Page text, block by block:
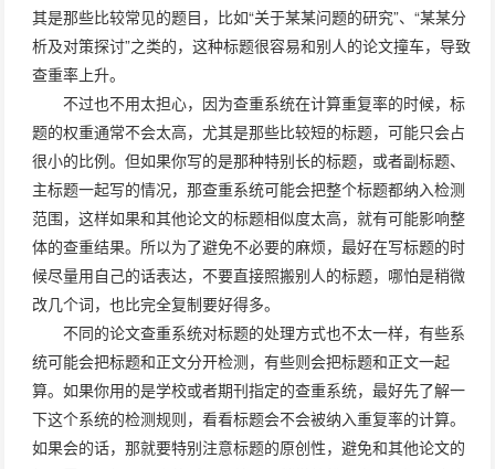
其是那些比较常见的题目，比如“关于某某问题的研究”、“某某分
析及对策探讨”之类的，这种标题很容易和别人的论文撞车，导致
查重率上升。
不过也不用太担心，因为查重系统在计算重复率的时候，标
题的权重通常不会太高，尤其是那些比较短的标题，可能只会占
很小的比例。但如果你写的是那种特别长的标题，或者副标题、
主标题一起写的情况，那查重系统可能会把整个标题都纳入检测
范围，这样如果和其他论文的标题相似度太高，就有可能影响整
体的查重结果。所以为了避免不必要的麻烦，最好在写标题的时
候尽量用自己的话表达，不要直接照搬别人的标题，哪怕是稍微
改几个词，也比完全复制要好得多。
不同的论文查重系统对标题的处理方式也不太一样，有些系
统可能会把标题和正文分开检测，有些则会把标题和正文一起
算。如果你用的是学校或者期刊指定的查重系统，最好先了解一
下这个系统的检测规则，看看标题会不会被纳入重复率的计算。
如果会的话，那就要特别注意标题的原创性，避免和其他论文的